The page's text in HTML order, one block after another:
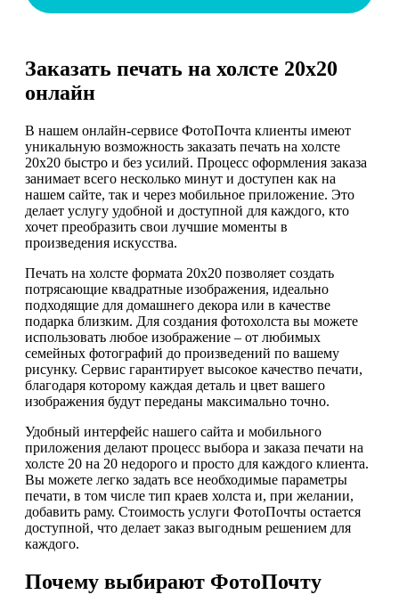
Заказать печать на холсте 20х20
онлайн
В нашем онлайн-сервисе ФотоПочта клиенты имеют
уникальную возможность заказать печать на холсте
20х20 быстро и без усилий. Процесс оформления заказа
занимает всего несколько минут и доступен как на
нашем сайте, так и через мобильное приложение. Это
делает услугу удобной и доступной для каждого, кто
хочет преобразить свои лучшие моменты в
произведения искусства.
Печать на холсте формата 20х20 позволяет создать
потрясающие квадратные изображения, идеально
подходящие для домашнего декора или в качестве
подарка близким. Для создания фотохолста вы можете
использовать любое изображение – от любимых
семейных фотографий до произведений по вашему
рисунку. Сервис гарантирует высокое качество печати,
благодаря которому каждая деталь и цвет вашего
изображения будут переданы максимально точно.
Удобный интерфейс нашего сайта и мобильного
приложения делают процесс выбора и заказа печати на
холсте 20 на 20 недорого и просто для каждого клиента.
Вы можете легко задать все необходимые параметры
печати, в том числе тип краев холста и, при желании,
добавить раму. Стоимость услуги ФотоПочты остается
доступной, что делает заказ выгодным решением для
каждого.
Почему выбирают ФотоПочту